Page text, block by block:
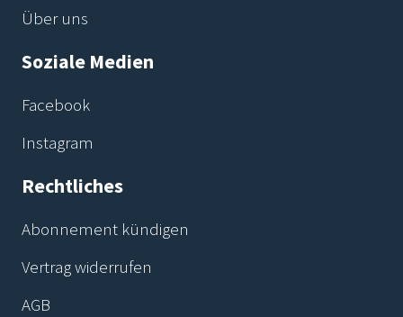
Über uns
Soziale Medien
Facebook
Instagram
Rechtliches
Abonnement kündigen
Vertrag widerrufen
AGB